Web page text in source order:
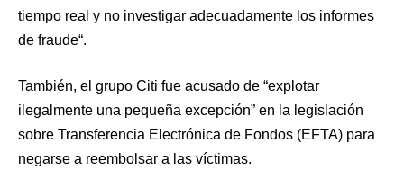
tiempo real y no investigar adecuadamente los informes
de fraude“.
También, el grupo Citi fue acusado de “explotar
ilegalmente una pequeña excepción” en la legislación
sobre Transferencia Electrónica de Fondos (EFTA) para
negarse a reembolsar a las víctimas.